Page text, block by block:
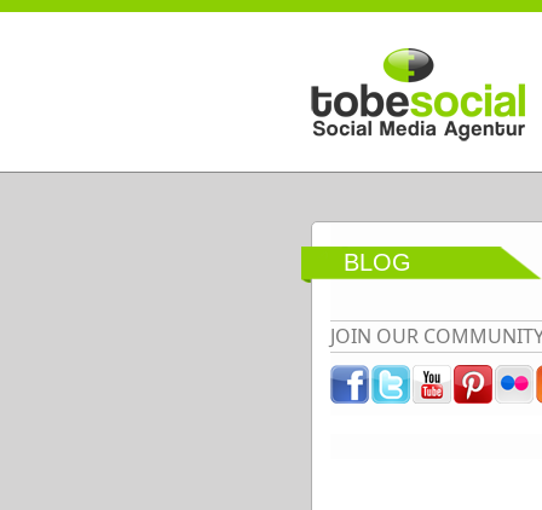
Direkt zum Inhalt
BLOG
JOIN OUR